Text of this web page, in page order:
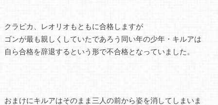
クラピカ、レオリオもともに合格しますが
ゴンが最も親しくしていたであろう同い年の少年・キルアは
自ら合格を辞退するという形で不合格となっていました。
おまけにキルアはそのまま三人の前から姿を消してしまいま